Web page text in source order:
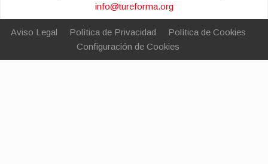
info@tureforma.org
Aviso Legal Política de Privacidad
Política de Cookies
Configuración de Cookies